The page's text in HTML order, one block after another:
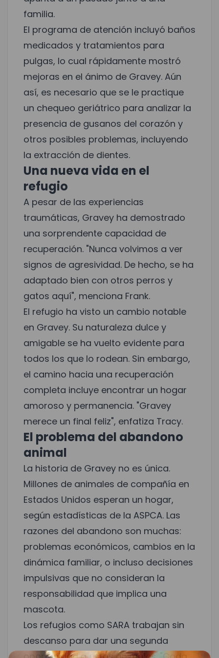
familia.
El programa de atención incluyó baños
medicados y tratamientos para
pulgas, lo cual rápidamente mostró
mejoras en el ánimo de Gravey. Aún
así, es necesario que se le practique
un chequeo geriátrico para analizar la
presencia de gusanos del corazón y
otros posibles problemas, incluyendo
la extracción de dientes.
Una nueva vida en el
refugio
A pesar de las experiencias
traumáticas, Gravey ha demostrado
una sorprendente capacidad de
recuperación. "Nunca volvimos a ver
signos de agresividad. De hecho, se ha
adaptado bien con otros perros y
gatos aquí", menciona Frank.
El refugio ha visto un cambio notable
en Gravey. Su naturaleza dulce y
amigable se ha vuelto evidente para
todos los que lo rodean. Sin embargo,
el camino hacia una recuperación
completa incluye encontrar un hogar
amoroso y permanencia. "Gravey
merece un final feliz", enfatiza Tracy.
El problema del abandono
animal
La historia de Gravey no es única.
Millones de animales de compañía en
Estados Unidos esperan un hogar,
según estadísticas de la ASPCA. Las
razones del abandono son muchas:
problemas económicos, cambios en la
dinámica familiar, o incluso decisiones
impulsivas que no consideran la
responsabilidad que implica una
mascota.
Los refugios como SARA trabajan sin
descanso para dar una segunda